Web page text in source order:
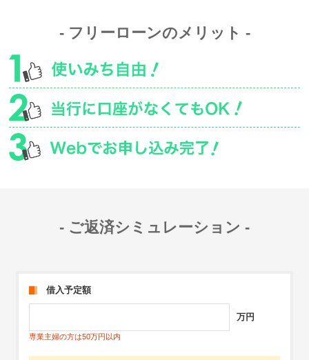
フリーローンのメリット
ご返済シミュレーション
借入予定額
万円
専業主婦の方は50万円以内